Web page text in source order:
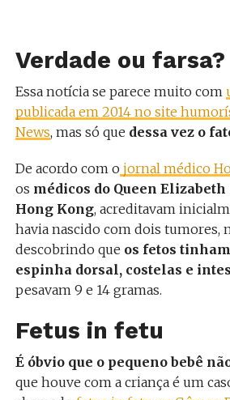
Verdade ou farsa?
Essa notícia se parece muito com
publicada em 2014 no site
News, mas só que dessa vez o
De acordo com o jornal médico
os médicos do Queen
Hong Kong, acreditavam
havia nascido com dois tumores,
descobrindo que os fetos
espinha dorsal, costelas e
pesavam 9 e 14 gramas.
Fetus in fetu
É óbvio que o pequeno bebê
que houve com a criança é um